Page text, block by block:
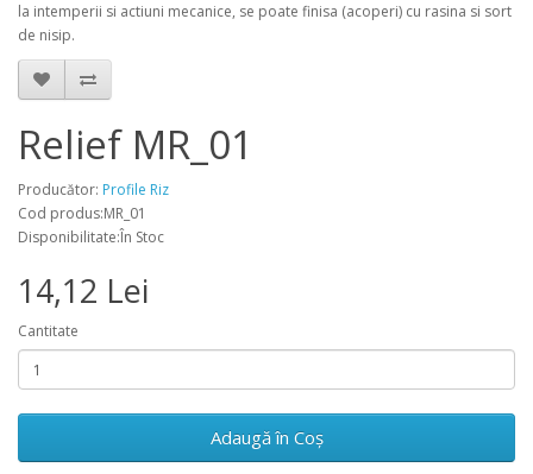
la intemperii si actiuni mecanice, se poate finisa (acoperi) cu rasina si sort
de nisip.
Relief MR_01
Producător: Profile Riz
Cod produs:MR_01
Disponibilitate:În Stoc
14,12 Lei
Cantitate
Adaugă în Coş